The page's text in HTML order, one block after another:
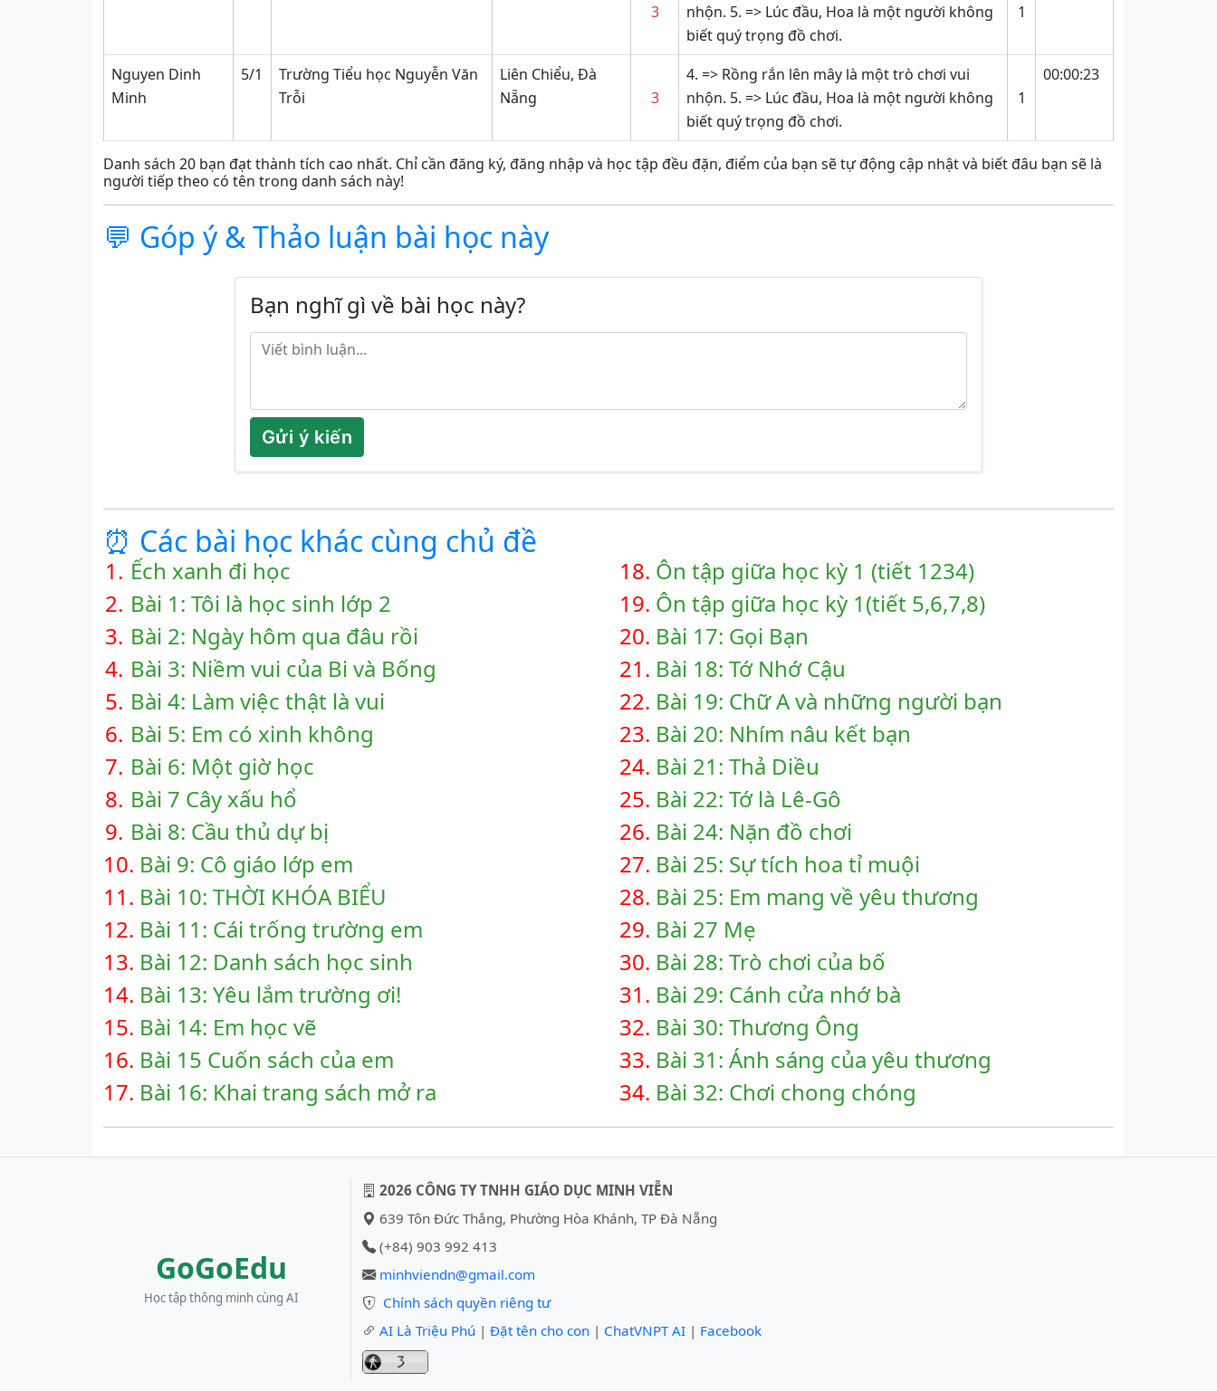
3
nhộn. 5. => Lúc đầu, Hoa là một người không
biết quý trọng đồ chơi.
1
Nguyen Dinh
Minh
5/1
Trường Tiểu học Nguyễn Văn
Trỗi
Liên Chiểu, Đà
Nẵng
3
4. => Rồng rắn lên mây là một trò chơi vui
nhộn. 5. => Lúc đầu, Hoa là một người không
biết quý trọng đồ chơi.
1
00:00:23
Danh sách 20 bạn đạt thành tích cao nhất. Chỉ cần đăng ký, đăng nhập và học tập đều đặn, điểm của bạn sẽ tự động cập nhật và biết đâu bạn sẽ là
người tiếp theo có tên trong danh sách này!
💬 Góp ý & Thảo luận bài học này
Bạn nghĩ gì về bài học này?
Gửi ý kiến
⏰ Các bài học khác cùng chủ đề
1. Ếch xanh đi học
2. Bài 1: Tôi là học sinh lớp 2
3. Bài 2: Ngày hôm qua đâu rồi
4. Bài 3: Niềm vui của Bi và Bống
5. Bài 4: Làm việc thật là vui
6. Bài 5: Em có xinh không
7. Bài 6: Một giờ học
8. Bài 7 Cây xấu hổ
9. Bài 8: Cầu thủ dự bị
10. Bài 9: Cô giáo lớp em
11. Bài 10: THỜI KHÓA BIỂU
12. Bài 11: Cái trống trường em
13. Bài 12: Danh sách học sinh
14. Bài 13: Yêu lắm trường ơi!
15. Bài 14: Em học vẽ
16. Bài 15 Cuốn sách của em
17. Bài 16: Khai trang sách mở ra
18. Ôn tập giữa học kỳ 1 (tiết 1234)
19. Ôn tập giữa học kỳ 1(tiết 5,6,7,8)
20. Bài 17: Gọi Bạn
21. Bài 18: Tớ Nhớ Cậu
22. Bài 19: Chữ A và những người bạn
23. Bài 20: Nhím nâu kết bạn
24. Bài 21: Thả Diều
25. Bài 22: Tớ là Lê-Gô
26. Bài 24: Nặn đồ chơi
27. Bài 25: Sự tích hoa tỉ muội
28. Bài 25: Em mang về yêu thương
29. Bài 27 Mẹ
30. Bài 28: Trò chơi của bố
31. Bài 29: Cánh cửa nhớ bà
32. Bài 30: Thương Ông
33. Bài 31: Ánh sáng của yêu thương
34. Bài 32: Chơi chong chóng
GoGoEdu
Học tập thông minh cùng AI
2026 CÔNG TY TNHH GIÁO DỤC MINH VIỄN
639 Tôn Đức Thắng, Phường Hòa Khánh, TP Đà Nẵng
(+84) 903 992 413
minhviendn@gmail.com
Chính sách quyền riêng tư
AI Là Triệu Phú | Đặt tên cho con | ChatVNPT AI | Facebook